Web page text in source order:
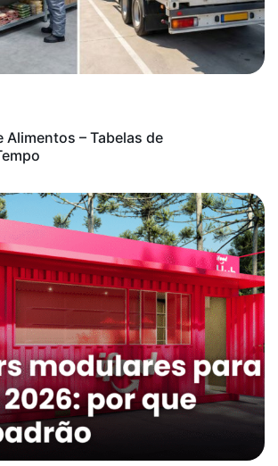
Alimentos – Tabelas de